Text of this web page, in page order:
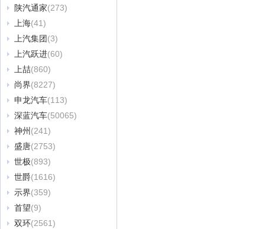
陕汽通家(273)
上海(41)
上汽集团(3)
上汽跃进(60)
上喆(860)
尚界(8227)
申龙汽车(113)
深蓝汽车(50065)
神州 (241)
盛唐(2753)
世极(893)
世爵(1616)
示界(359)
首望(9)
双环(2561)